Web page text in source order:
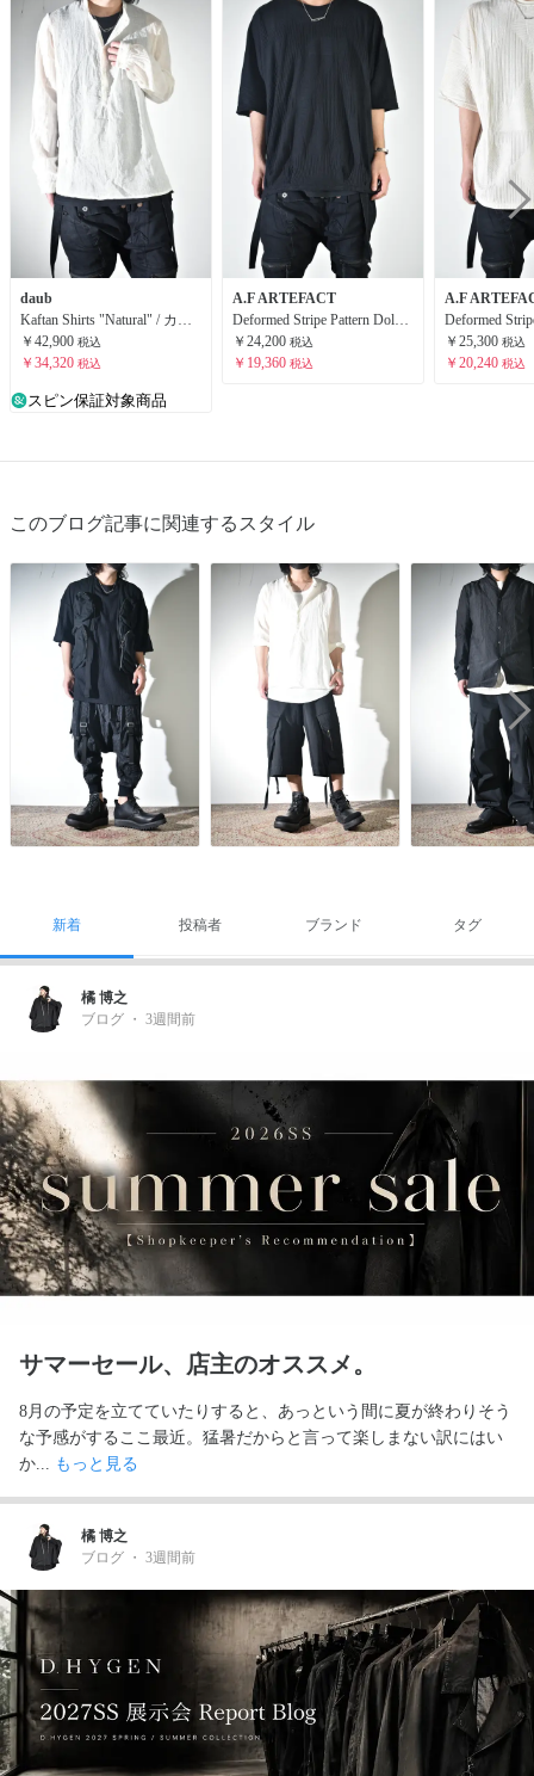
daub
Kaftan Shirts "Natural" / カフタンシャツ "ナチュラル"
￥42,900 税込
￥34,320 税込
スピン保証対象商品
A.F ARTEFACT
Deformed Stripe Pattern Dolman Tee "Black " /ディフォルメドストライプパターンドルマンTee"ブラック"
￥24,200 税込
￥19,360 税込
A.F
￥25,300 税込
￥20,240 税込
このブログ記事に関連するスタイル
新着 投稿者 ブランド タグ
橘 博之
ブログ ・ 3週間前
サマーセール、店主のオススメ。
8月の予定を立てていたりすると、あっという間に夏が終わりそう
な予感がするここ最近。猛暑だからと言って楽しまない訳にはい
か... もっと見る
橘 博之
ブログ ・ 3週間前